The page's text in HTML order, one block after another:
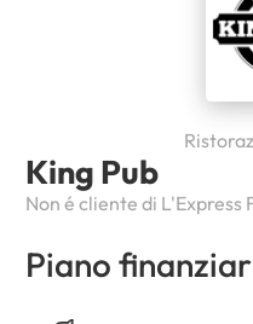
King Pub
Non é cliente di L'Express
Piano